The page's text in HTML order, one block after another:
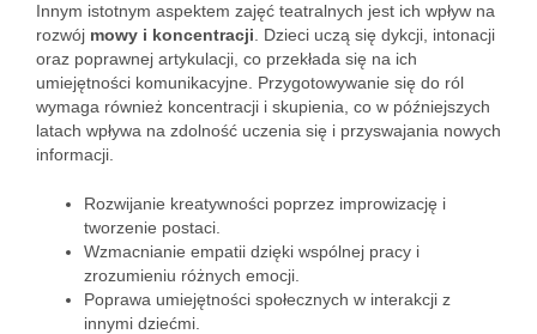
Innym istotnym aspektem zajęć teatralnych jest ich wpływ na
rozwój mowy i koncentracji . Dzieci uczą się dykcji, intonacji
oraz poprawnej artykulacji, co przekłada się na ich
umiejętności komunikacyjne. Przygotowywanie się do ról
wymaga również koncentracji i skupienia, co w późniejszych
latach wpływa na zdolność uczenia się i przyswajania nowych
informacji.
Rozwijanie kreatywności poprzez improwizację i
tworzenie postaci.
Wzmacnianie empatii dzięki wspólnej pracy i
zrozumieniu różnych emocji.
Poprawa umiejętności społecznych w interakcji z
innymi dziećmi.